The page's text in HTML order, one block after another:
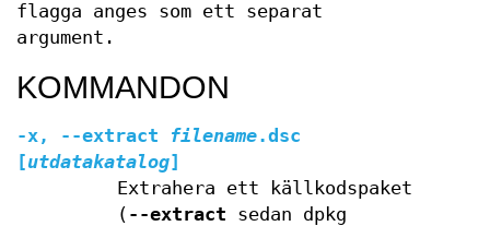
flagga anges som ett separat
argument.
KOMMANDON
-x, --extract filename.dsc
[utdatakatalog]
Extrahera ett källkodspaket
( --extract sedan dpkg